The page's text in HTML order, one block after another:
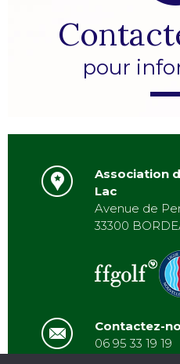
pour
Association
Lac
Avenue de
33300
Contactez-
06 95 33 19 19